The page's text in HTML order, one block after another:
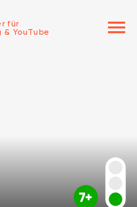
für
& YouTube
menu